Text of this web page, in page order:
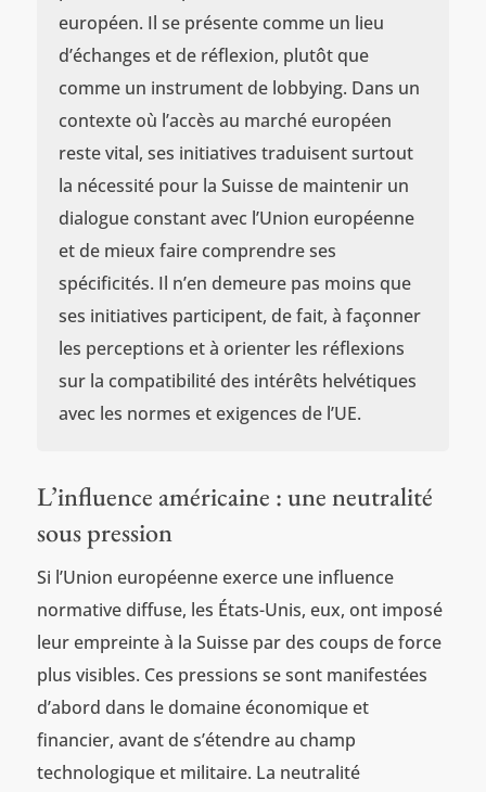
européen. Il se présente comme un lieu
d’échanges et de réflexion, plutôt que
comme un instrument de lobbying. Dans un
contexte où l’accès au marché européen
reste vital, ses initiatives traduisent surtout
la nécessité pour la Suisse de maintenir un
dialogue constant avec l’Union européenne
et de mieux faire comprendre ses
spécificités. Il n’en demeure pas moins que
ses initiatives participent, de fait, à façonner
les perceptions et à orienter les réflexions
sur la compatibilité des intérêts helvétiques
avec les normes et exigences de l’UE.
L’influence américaine : une neutralité
sous pression
Si l’Union européenne exerce une influence
normative diffuse, les États-Unis, eux, ont imposé
leur empreinte à la Suisse par des coups de force
plus visibles. Ces pressions se sont manifestées
d’abord dans le domaine économique et
financier, avant de s’étendre au champ
technologique et militaire. La neutralité